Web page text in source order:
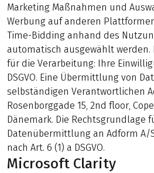
Marketing Maßnahmen und
Werbung auf anderen
Time-Bidding anhand des
automatisch ausgewählt werden.
für die Verarbeitung: Ihre
DSGVO. Eine Übermittlung von
selbständigen Verantwortlichen
Rosenborggade 15, 2nd floor,
Dänemark. Die Rechtsgrundlage
Datenübermittlung an Adform A/
nach Art. 6 (1) a DSGVO.
Microsoft Clarity